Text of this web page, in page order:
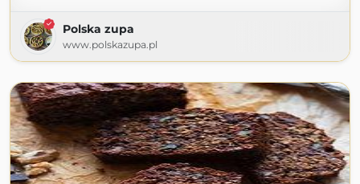
Polska zupa
www.polskazupa.pl